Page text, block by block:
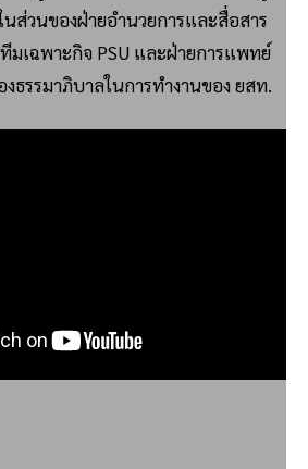
วนของฝ่ายอำนวยการและสื่อสาร
มเฉพาะกิจ PSU และฝ่ายการแพทย์
งธรรมาภิบาลในการทำงานของ ยสท.